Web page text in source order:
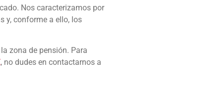
Nos caracterizamos por
y, conforme a ello, los
zona de pensión. Para
, no dudes en contactarnos a